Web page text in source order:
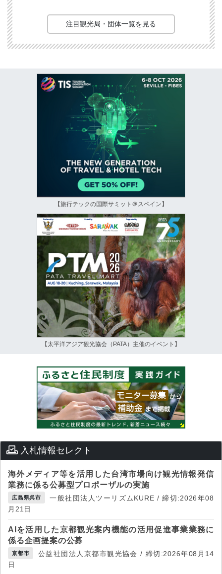
注目観光局・団体一覧を見る
【旅行テックの国際サミット＠スペイン】
【太平洋アジア観光協会（PATA）主催のイベント】
入札情報セレクト
海外メディア等を活用した台湾市場向け観光情報発信
業務に係る公募型プロポーザルの実施
広島県呉市
一般社団法人ツーリズムKURE / 締切:2026年08
月21日
AIを活用した京都観光案内機能の活用促進事業業務に
係る企画提案の公募
京都市
公益社団法人京都市観光協会 / 締切:2026年08月14
日